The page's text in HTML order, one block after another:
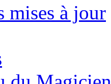
mises à jour